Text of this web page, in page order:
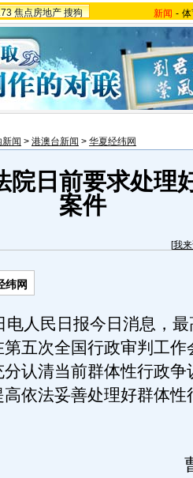
焦点房地产 搜狗 新闻 -
新闻 > 港澳台新闻 > 华夏经纬网
院日前要求处理
案件
[我
纬网
人民日报今日消息，最
五次全国行政审判工作
认清当前群体性行政争
依法妥善处理好群体性
曹